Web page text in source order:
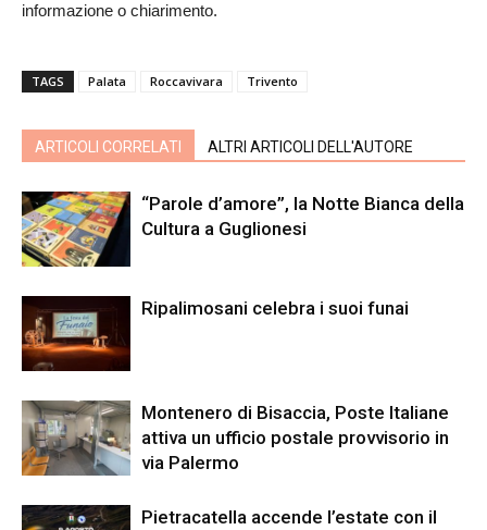
informazione o chiarimento.
TAGS Palata Roccavivara Trivento
ARTICOLI CORRELATI ALTRI ARTICOLI DELL'AUTORE
“Parole d’amore”, la Notte Bianca della
Cultura a Guglionesi
Ripalimosani celebra i suoi funai
Montenero di Bisaccia, Poste Italiane
attiva un ufficio postale provvisorio in
via Palermo
Pietracatella accende l’estate con il